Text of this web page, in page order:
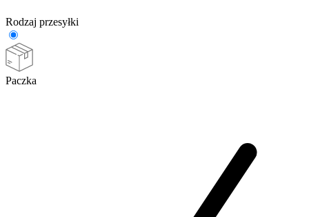
Rodzaj przesyłki
Paczka